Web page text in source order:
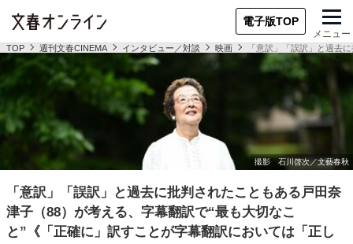
電子版TOP
メニュー
TOP 週刊文春CINEMA インタビュー／対談 映画 「意訳」「誤訳」と過去
「意訳」「誤訳」と過去に批判されたこともある戸田奈
津子（88）が考える、字幕翻訳で“最も大切なこ
と”《「正確に」訳すことが字幕翻訳においては「正し